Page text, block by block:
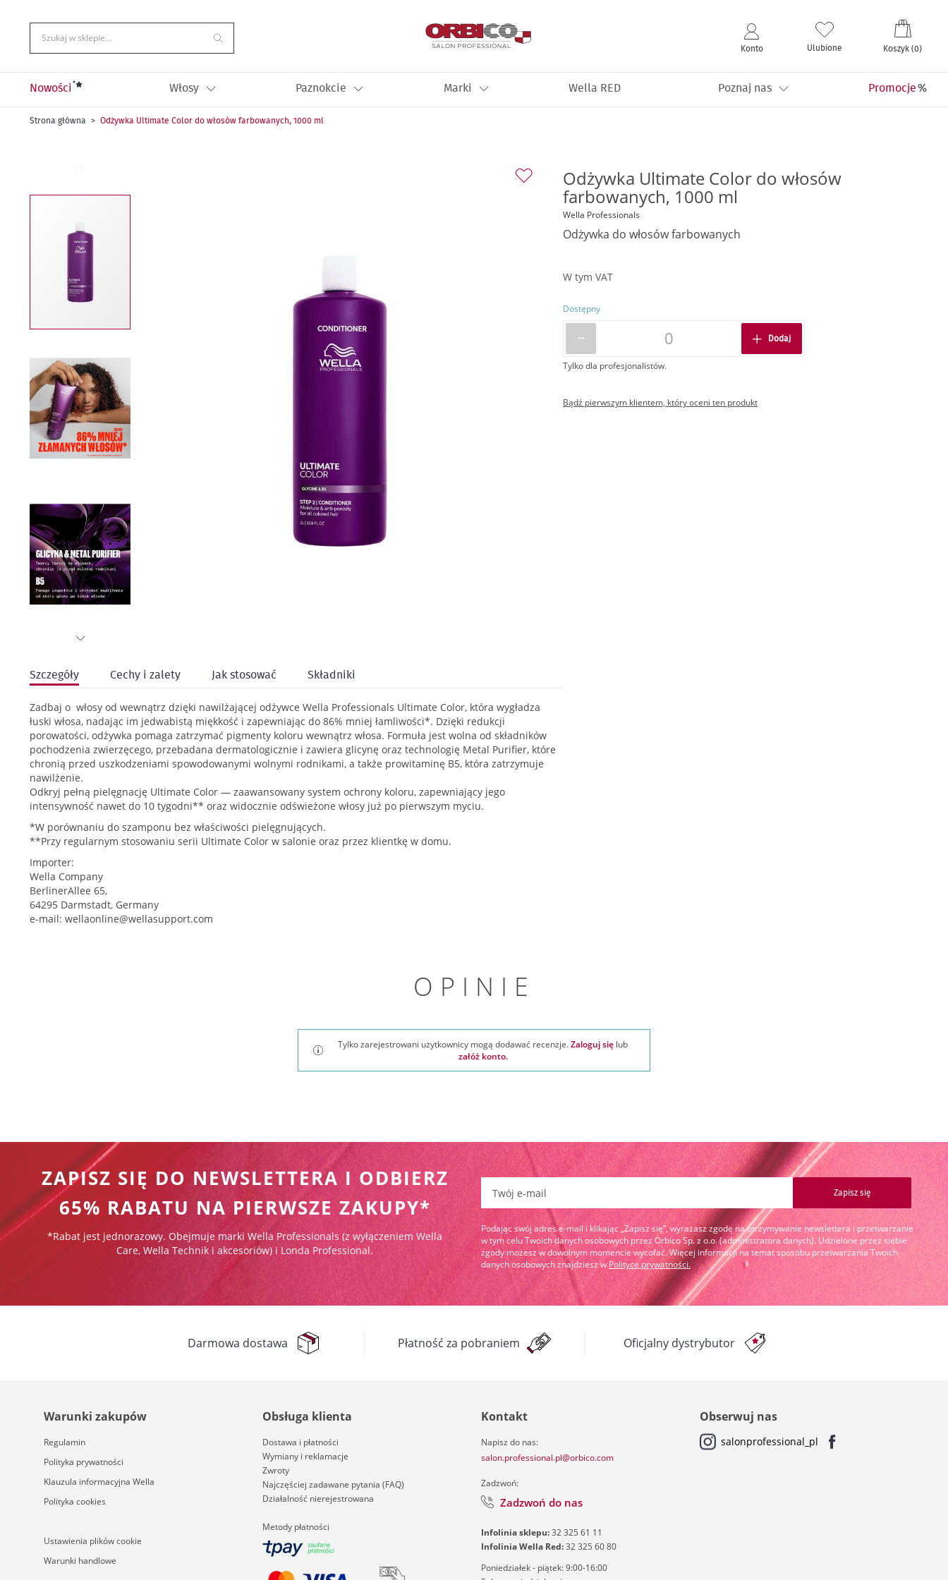
do
treści
Szukaj w sklepie…
Konto Ulubione Koszyk (0)
Nowości Włosy Paznokcie Marki Wella RED Poznaj nas Promocje
Strona główna Odżywka Ultimate Color do włosów farbowanych, 1000 ml
Odżywka Ultimate Color do włosów
farbowanych, 1000 ml
Wella Professionals
Odżywka do włosów farbowanych
W tym VAT
Dostępny
Dodaj
Tylko dla profesjonalistów.
Bądź pierwszym klientem, który oceni ten produkt
na
początek
Szczegóły Cechy i zalety Jak stosować Składniki
Zadbaj o włosy od wewnątrz dzięki nawilżającej odżywce Wella Professionals Ultimate Color, która wygładza
łuski włosa, nadając im jedwabistą miękkość i zapewniając do 86% mniej łamliwości*. Dzięki redukcji
porowatości, odżywka pomaga zatrzymać pigmenty koloru wewnątrz włosa. Formuła jest wolna od składników
pochodzenia zwierzęcego, przebadana dermatologicznie i zawiera glicynę oraz technologię Metal Purifier, które
chronią przed uszkodzeniami spowodowanymi wolnymi rodnikami, a także prowitaminę B5, która zatrzymuje
nawilżenie.
Odkryj pełną pielęgnację Ultimate Color — zaawansowany system ochrony koloru, zapewniający jego
intensywność nawet do 10 tygodni** oraz widocznie odświeżone włosy już po pierwszym myciu.
*W porównaniu do szamponu bez właściwości pielęgnujących.
**Przy regularnym stosowaniu serii Ultimate Color w salonie oraz przez klientkę w domu.
Importer:
Wella Company
BerlinerAllee 65,
64295 Darmstadt, Germany
e-mail: wellaonline@wellasupport.com
OPINIE
Tylko zarejestrowani użytkownicy mogą dodawać recenzje.Zaloguj się lub
załóż konto.
ZAPISZ SIĘ DO NEWSLETTERA I ODBIERZ
65% RABATU NA PIERWSZE ZAKUPY*
*Rabat jest jednorazowy. Obejmuje marki Wella Professionals (z wyłączeniem Wella
Care, Wella Technik i akcesoriów) i Londa Professional.
Zapisz się
Podając swój adres e-mail i klikając „Zapisz się”, wyrażasz zgodę na otrzymywanie newslettera i przetwarzanie
w tym celu Twoich danych osobowych przez Orbico Sp. z o.o. (administratora danych). Udzielone przez siebie
zgody możesz w dowolnym momencie wycofać. Więcej informacji na temat sposobu przetwarzania Twoich
danych osobowych znajdziesz w Polityce prywatności.
Darmowa dostawa Płatność za pobraniem Oficjalny dystrybutor
Warunki zakupów
Regulamin
Polityka prywatności
Klauzula informacyjna Wella
Polityka cookies
Ustawienia plików cookie
Warunki handlowe
Obsługa klienta
Dostawa i płatności
Wymiany i reklamacje
Zwroty
Najczęściej zadawane pytania (FAQ)
Działalność nierejestrowana
Metody płatności
Kontakt
Napisz do nas:
salon.professional.pl@orbico.com
Zadzwoń:
Zadzwoń do nas
Infolinia sklepu:32 325 61 11
Infolinia Wella Red:32 325 60 80
Poniedziałek - piątek: 9:00-16:00
Obserwuj nas
salonprofessional_pl